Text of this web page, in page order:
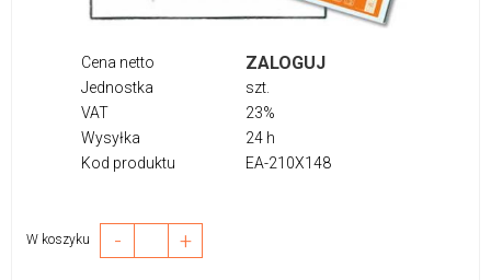
Cena netto ZALOGUJ
Jednostka
szt.
VAT
23%
Wysyłka
24 h
Kod produktu
EA-210X148
W koszyku - +